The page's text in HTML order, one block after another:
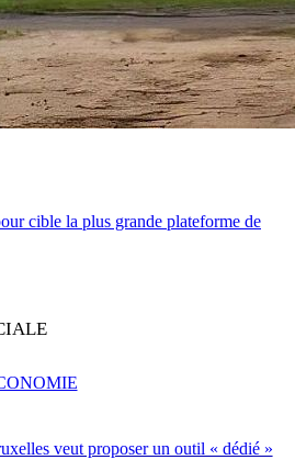
cible la plus grande plateforme de
veut proposer un outil « dédié »